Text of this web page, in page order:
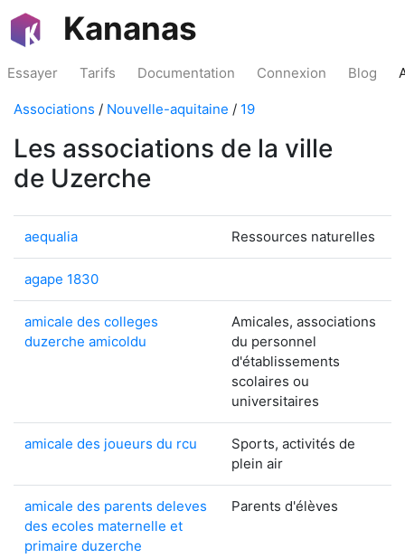
Kananas
Essayer Tarifs Documentation Connexion Blog
Associations / Nouvelle-aquitaine / 19
Les associations de la ville
de Uzerche
aequalia Ressources naturelles
agape 1830
amicale des colleges
duzerche amicoldu
Amicales, associations
du personnel
d'établissements
scolaires ou
universitaires
amicale des joueurs du rcu
Sports, activités de
plein air
amicale des parents deleves
des ecoles maternelle et
primaire duzerche
Parents d'élèves